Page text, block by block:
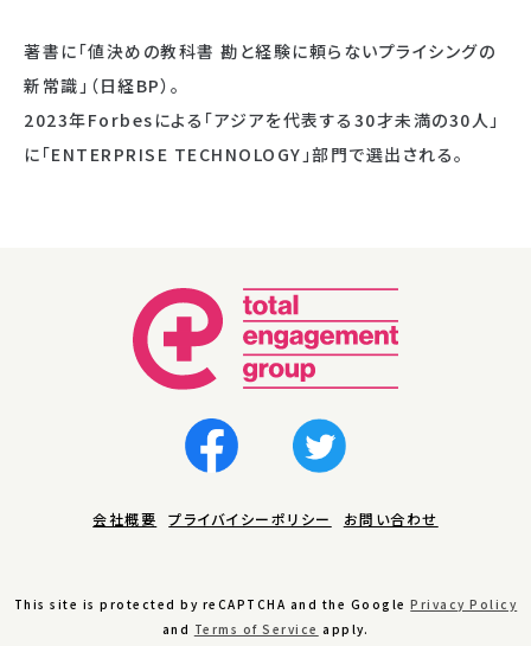
著書に「値決めの教科書 勘と経験に頼らないプライシングの
新常識」（日経BP）。
2023年Forbesによる「アジアを代表する30才未満の30人」
に「ENTERPRISE TECHNOLOGY」部門で選出される。
会社概要 プライバイシーポリシー お問い合わせ
This site is protected by reCAPTCHA and the GooglePrivacy Policy
and Terms of Service apply.